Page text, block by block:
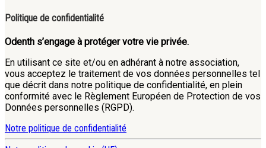
Politique de confidentialité
Odenth s’engage à protéger votre vie privée.
En utilisant ce site et/ou en adhérant à notre association,
vous acceptez le traitement de vos données personnelles tel
que décrit dans notre politique de confidentialité, en plein
conformité avec le Règlement Européen de Protection de vos
Données personnelles (RGPD).
Notre politique de confidentialité